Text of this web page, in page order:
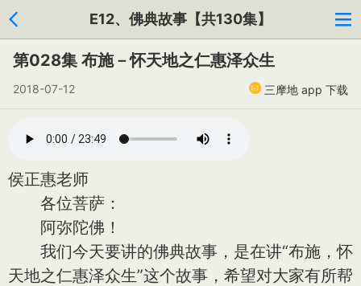
E12、佛典故事【共130集】
第028集 布施－怀天地之仁惠泽众生
2018-07-12 三摩地 app 下载
侯正惠老师
各位菩萨：
阿弥陀佛！
我们今天要讲的佛典故事，是在讲“布施，怀
天地之仁惠泽众生”这个故事，希望对大家有所帮